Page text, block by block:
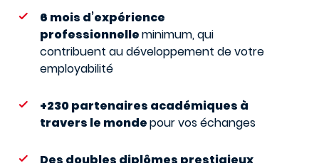
6 mois d’expérience
professionnelleminimum, qui
contribuent au développement de votre
employabilité
+230 partenaires académiques à
travers le mondepour vos échanges
Des doubles diplômes prestigieux